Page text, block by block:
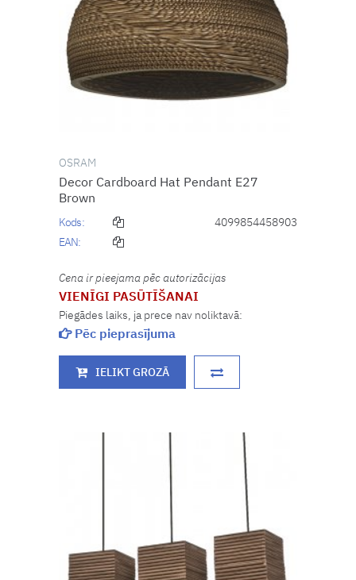
OSRAM
Decor Cardboard Hat Pendant E27
Brown
Kods:
4099854458903
EAN:
Cena ir pieejama pēc autorizācijas
VIENĪGI PASŪTĪŠANAI
Piegādes laiks, ja prece nav noliktavā:
Pēc pieprasījuma
IELIKT GROZĀ